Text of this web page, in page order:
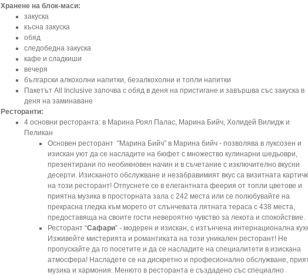
Хранене на блок-маси:
закуска
късна закуска
обяд
следобедна закуска
кафе и сладкиши
вечеря
български алкохолни напитки, безалкохолни и топли напитки
Пакетът All Inclusive започва с обяд в деня на пристигане и завършва със закуска в
деня на заминаване
Ресторанти:
4 основни ресторанта: в Марина Роял Палас, Марина Бийч, Холидей Вилидж и
Пеликан
Основен ресторант "Марина Бийч” в Марина бийч - позволява в луксозен и
изискан уют да се насладите на бюфет с множество кулинарни шедьоври,
презентирани по необикновен начин и в съчетание с изключително вкусни
десерти. Изисканото обслужване и незабравимият вкус са визитната
на този ресторант! Отпуснете се в елегантната феерия от топли цветове и
приятна музика в просторната зала с 242 места или се полюбувайте на
прекрасна гледка към морето от слънчевата лятната тераса с 438 места,
предоставяща на своите гости невероятно чувство за лекота и спокойствие.
Ресторант “Сафари” - модерен и изискан, с изтънчена интернационална
Изживейте мистерията и романтиката на този уникален ресторант! Не
пропускайте да го посетите и да се насладите на специалитети в изискана
атмосфера! Насладете се на дискретно и професионално обслужване,
музика и хармония. Менюто в ресторанта е създадено със специално